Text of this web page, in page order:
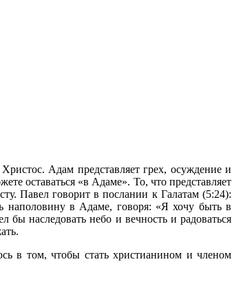
Адам представляет грех, осуждение и
оставаться «в Адаме». То, что представляет
Павел говорит в послании к Галатам (5:24):
в Адаме, говоря: «Я хочу быть в
наследовать небо и вечность и радоваться
в том, чтобы стать христианином и членом